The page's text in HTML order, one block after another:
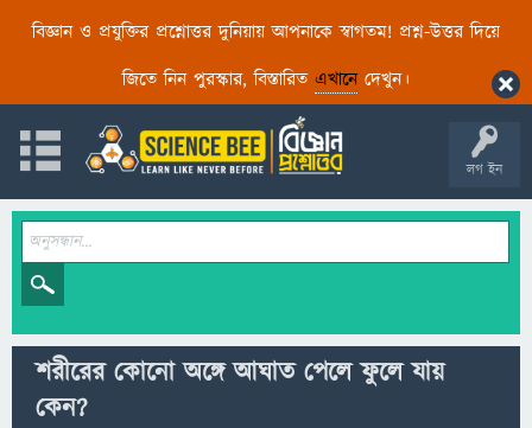
বিজ্ঞান ও প্রযুক্তির প্রশ্নোত্তর দুনিয়ায় আপনাকে স্বাগতম! প্রশ্ন-উত্তর দিয়ে
জিতে নিন পুরস্কার, বিস্তারিত এখানেদেখুন।
লগ ইন
শরীরের কোনো অঙ্গে আঘাত পেলে ফুলে যায়
কেন?